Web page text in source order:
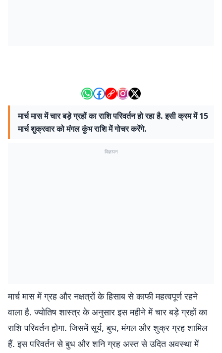
मार्च मास में चार बड़े ग्रहों का राशि परिवर्तन हो रहा है. इसी क्रम में 15
मार्च शुक्रवार को मंगल कुंभ राशि में गोचर करेंगे.
विज्ञापन
मार्च मास में ग्रह और नक्षत्रों के हिसाब से काफी महत्वपूर्ण रहने
वाला है. ज्योतिष शास्त्र के अनुसार इस महीने में चार बड़े ग्रहों का
राशि परिवर्तन होगा. जिसमें सूर्य, बुध, मंगल और शुक्र ग्रह शामिल
हैं. इस परिवर्तन से बुध और शनि ग्रह अस्त से उदित अवस्था में